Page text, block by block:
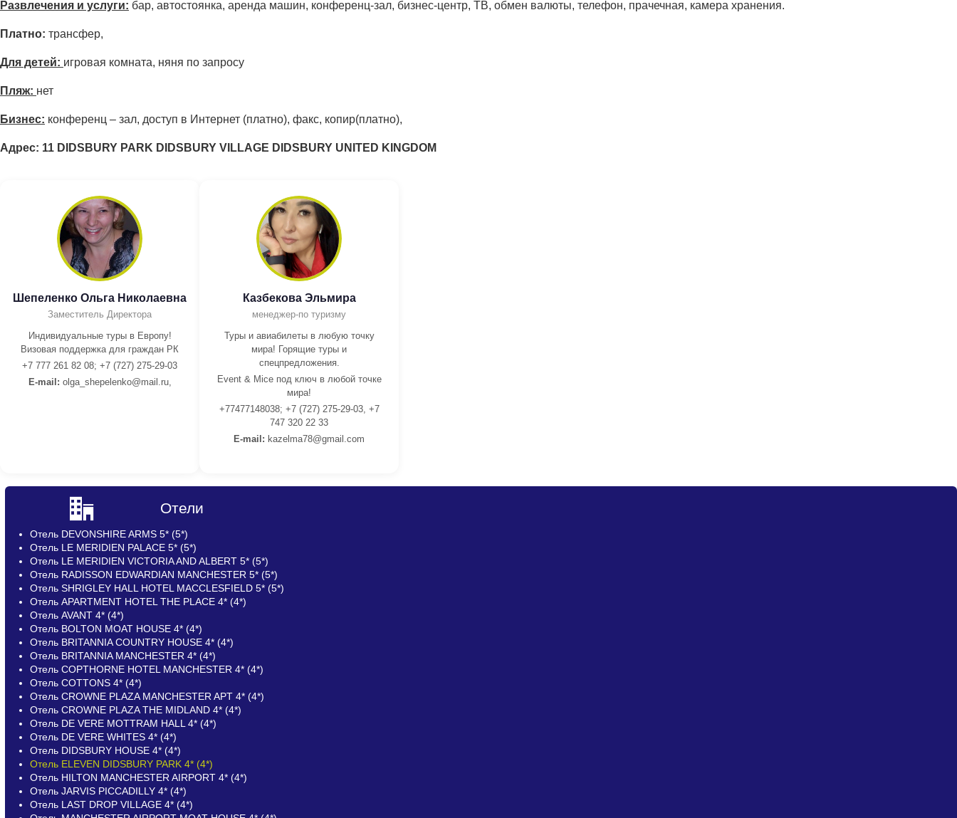
Развлечения и услуги: бар, автостоянка, аренда машин, конференц-зал, бизнес-центр, ТВ, обмен валюты, телефон, прачечная, камера хранения.
Платно: трансфер,
Для детей: игровая комната, няня по запросу
Пляж: нет
Бизнес: конференц – зал, доступ в Интернет (платно), факс, копир(платно),
Адрес: 11 DIDSBURY PARK DIDSBURY VILLAGE DIDSBURY UNITED KINGDOM
Шепеленко Ольга Николаевна
Заместитель Директора
Индивидуальные туры в Европу!
Визовая поддержка для граждан РК
+7 777 261 82 08; +7 (727) 275-29-03
E-mail: olga_shepelenko@mail.ru,
Казбекова Эльмира
менеджер-по туризму
Туры и авиабилеты в любую точку
мира! Горящие туры и
спецпредложения.
Event & Mice под ключ в любой точке
мира!
+77477148038; +7 (727) 275-29-03, +7
747 320 22 33
E-mail: kazelma78@gmail.com
Отели
Отель DEVONSHIRE ARMS 5* (5*)
Отель LE MERIDIEN PALACE 5* (5*)
Отель LE MERIDIEN VICTORIA AND ALBERT 5* (5*)
Отель RADISSON EDWARDIAN MANCHESTER 5* (5*)
Отель SHRIGLEY HALL HOTEL MACCLESFIELD 5* (5*)
Отель APARTMENT HOTEL THE PLACE 4* (4*)
Отель AVANT 4* (4*)
Отель BOLTON MOAT HOUSE 4* (4*)
Отель BRITANNIA COUNTRY HOUSE 4* (4*)
Отель BRITANNIA MANCHESTER 4* (4*)
Отель COPTHORNE HOTEL MANCHESTER 4* (4*)
Отель COTTONS 4* (4*)
Отель CROWNE PLAZA MANCHESTER APT 4* (4*)
Отель CROWNE PLAZA THE MIDLAND 4* (4*)
Отель DE VERE MOTTRAM HALL 4* (4*)
Отель DE VERE WHITES 4* (4*)
Отель DIDSBURY HOUSE 4* (4*)
Отель ELEVEN DIDSBURY PARK 4* (4*)
Отель HILTON MANCHESTER AIRPORT 4* (4*)
Отель JARVIS PICCADILLY 4* (4*)
Отель LAST DROP VILLAGE 4* (4*)